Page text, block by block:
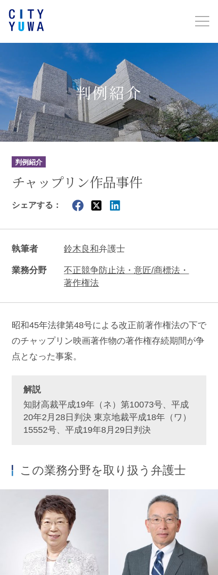
判例紹介
判例紹介
チャップリン作品事件
シェアする：
執筆者 鈴木良和弁護士
業務分野
不正競争防止法・意匠/商標法・
著作権法
昭和45年法律第48号による改正前著作権法の下で
のチャップリン映画著作物の著作権存続期間が争
点となった事案。
解説
知財高裁平成19年（ネ）第10073号、平成
20年2月28日判決 東京地裁平成18年（ワ）
15552号、平成19年8月29日判決
この業務分野を取り扱う弁護士